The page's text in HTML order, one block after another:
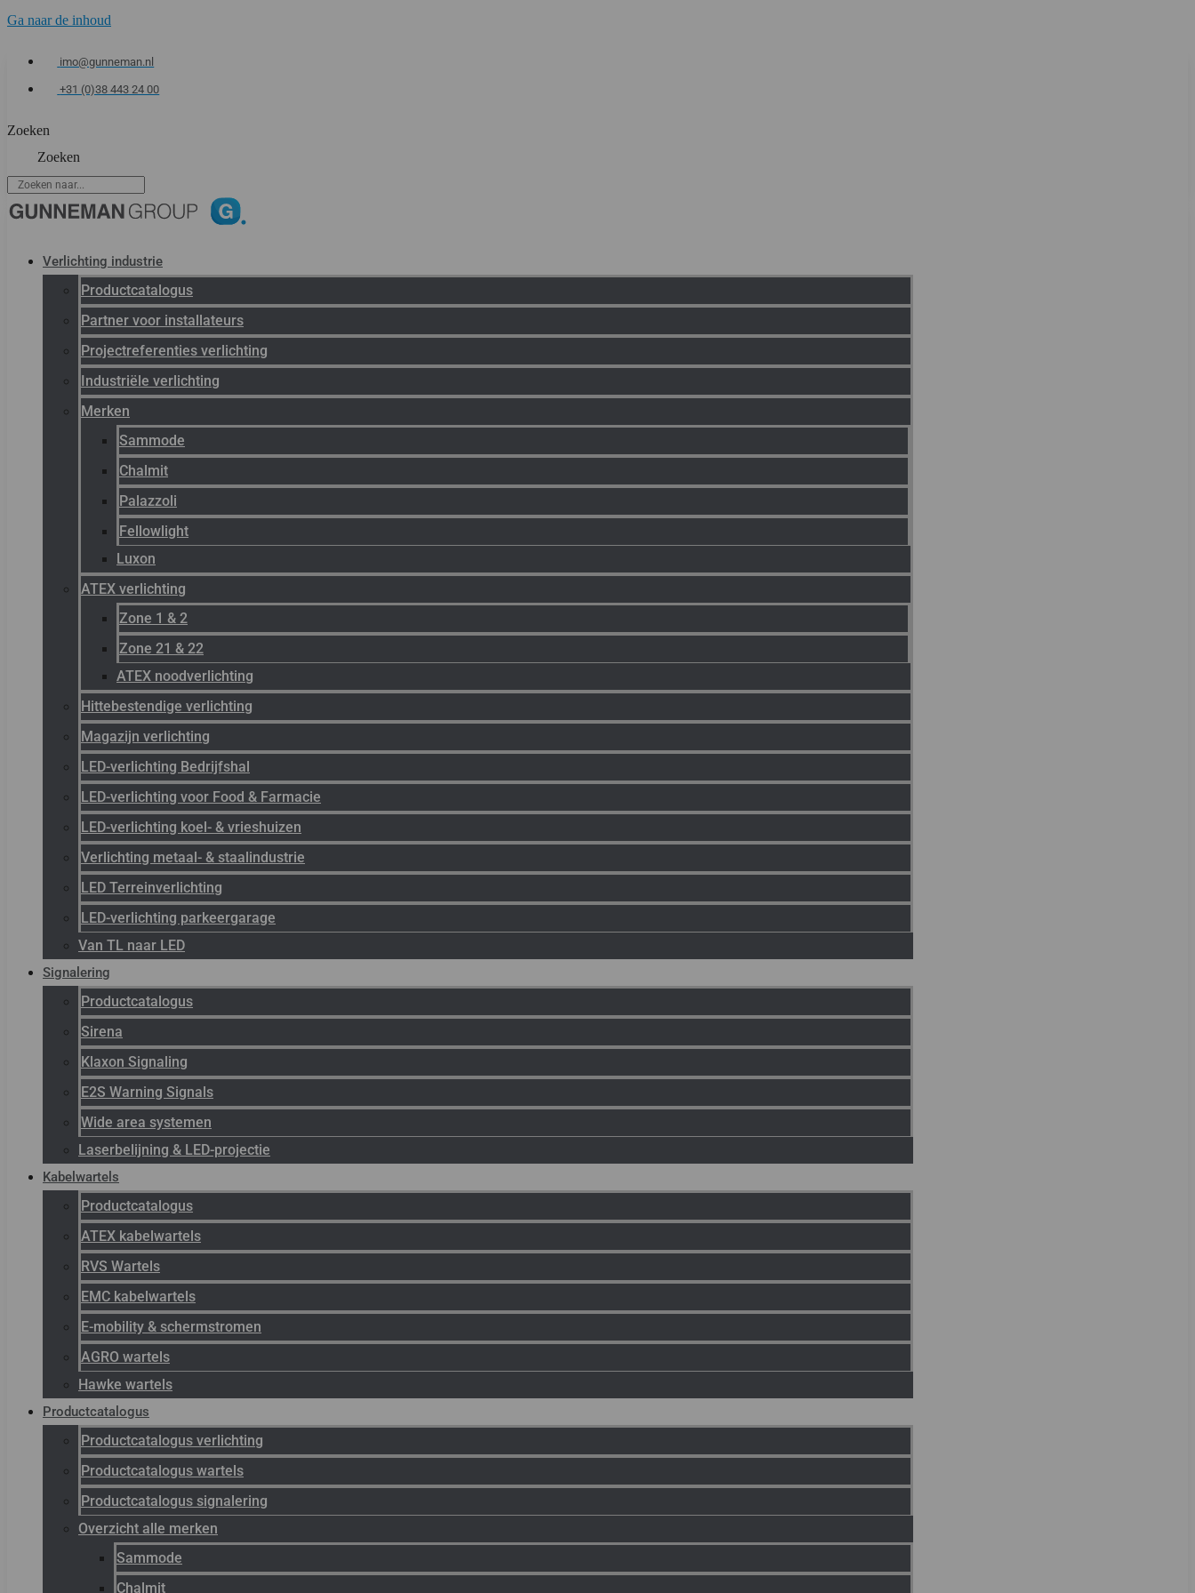
Ga naar de inhoud
imo@gunneman.nl
+31 (0)38 443 24 00
Zoeken
Zoeken
Verlichting industrie
Productcatalogus
Partner voor installateurs
Projectreferenties verlichting
Industriële verlichting
Merken
Sammode
Chalmit
Palazzoli
Fellowlight
Luxon
ATEX verlichting
Zone 1 & 2
Zone 21 & 22
ATEX noodverlichting
Hittebestendige verlichting
Magazijn verlichting
LED-verlichting Bedrijfshal
LED-verlichting voor Food & Farmacie
LED-verlichting koel- & vrieshuizen
Verlichting metaal- & staalindustrie
LED Terreinverlichting
LED-verlichting parkeergarage
Van TL naar LED
Signalering
Productcatalogus
Sirena
Klaxon Signaling
E2S Warning Signals
Wide area systemen
Laserbelijning & LED-projectie
Kabelwartels
Productcatalogus
ATEX kabelwartels
RVS Wartels
EMC kabelwartels
E-mobility & schermstromen
AGRO wartels
Hawke wartels
Productcatalogus
Productcatalogus verlichting
Productcatalogus wartels
Productcatalogus signalering
Overzicht alle merken
Sammode
Chalmit